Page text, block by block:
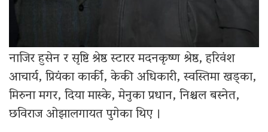
नाजिर हुसेन र सृष्टि श्रेष्ठ स्टारर मदनकृष्ण श्रेष्ठ, हरिवंश
आचार्य, प्रियंका कार्की, केकी अधिकारी, स्वस्तिमा खड्का,
मिरुना मगर, दिया मास्के, मेनुका प्रधान, निश्चल बस्नेत,
छविराज ओझालगायत पुगेका थिए ।